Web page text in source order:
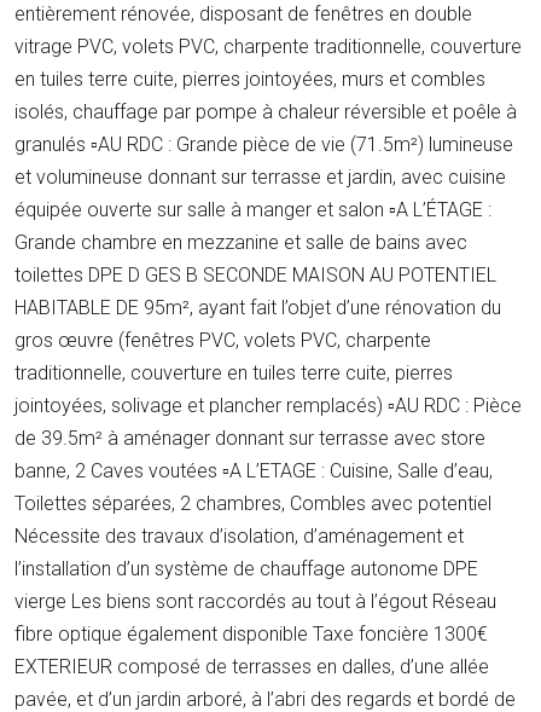
entièrement rénovée, disposant de fenêtres en double
vitrage PVC, volets PVC, charpente traditionnelle, couverture
en tuiles terre cuite, pierres jointoyées, murs et combles
isolés, chauffage par pompe à chaleur réversible et poêle à
granulés ▫AU RDC : Grande pièce de vie (71.5m²) lumineuse
et volumineuse donnant sur terrasse et jardin, avec cuisine
équipée ouverte sur salle à manger et salon ▫A L’ÉTAGE :
Grande chambre en mezzanine et salle de bains avec
toilettes DPE D GES B SECONDE MAISON AU POTENTIEL
HABITABLE DE 95m², ayant fait l’objet d’une rénovation du
gros œuvre (fenêtres PVC, volets PVC, charpente
traditionnelle, couverture en tuiles terre cuite, pierres
jointoyées, solivage et plancher remplacés) ▫AU RDC : Pièce
de 39.5m² à aménager donnant sur terrasse avec store
banne, 2 Caves voutées ▫A L’ETAGE : Cuisine, Salle d’eau,
Toilettes séparées, 2 chambres, Combles avec potentiel
Nécessite des travaux d’isolation, d’aménagement et
l’installation d’un système de chauffage autonome DPE
vierge Les biens sont raccordés au tout à l’égout Réseau
fibre optique également disponible Taxe foncière 1300€
EXTERIEUR composé de terrasses en dalles, d’une allée
pavée, et d’un jardin arboré, à l’abri des regards et bordé de